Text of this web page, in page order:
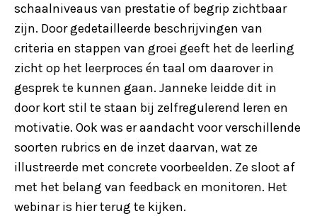
schaalniveaus van prestatie of begrip zichtbaar
zijn. Door gedetailleerde beschrijvingen van
criteria en stappen van groei geeft het de leerling
zicht op het leerproces én taal om daarover in
gesprek te kunnen gaan. Janneke leidde dit in
door kort stil te staan bij zelfregulerend leren en
motivatie. Ook was er aandacht voor verschillende
soorten rubrics en de inzet daarvan, wat ze
illustreerde met concrete voorbeelden. Ze sloot af
met het belang van feedback en monitoren. Het
webinar is hier terug te kijken.